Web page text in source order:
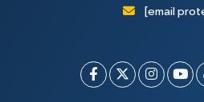
[email